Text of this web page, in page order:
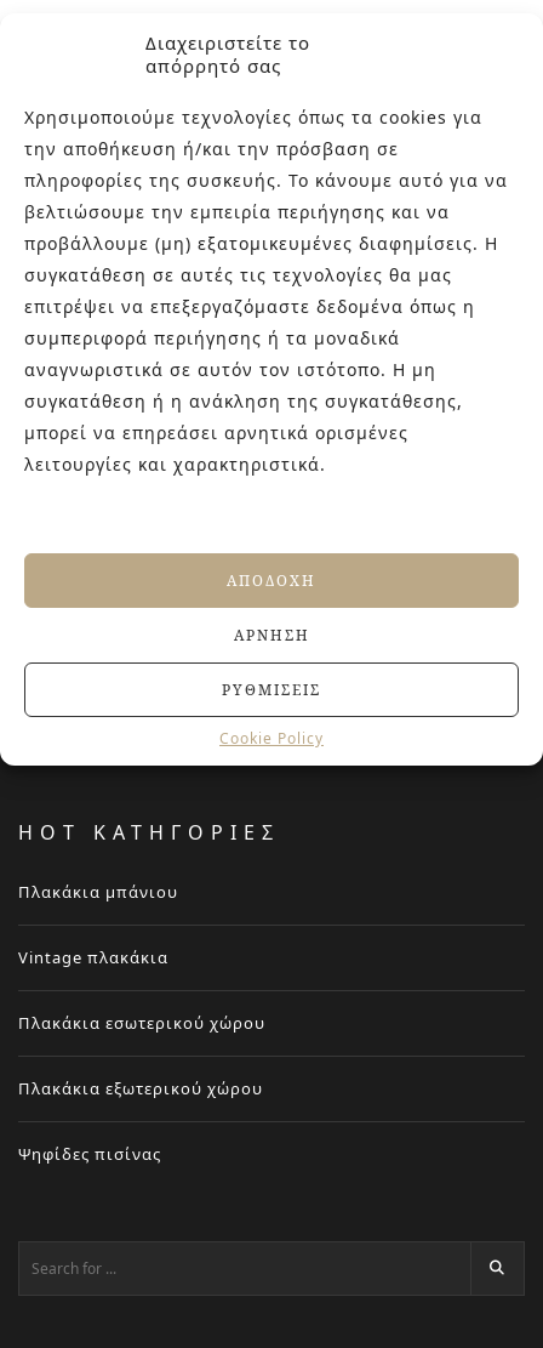
Διαχειριστείτε το
απόρρητό σας
Χρησιμοποιούμε τεχνολογίες όπως τα cookies για
την αποθήκευση ή/και την πρόσβαση σε
πληροφορίες της συσκευής. Το κάνουμε αυτό για να
βελτιώσουμε την εμπειρία περιήγησης και να
προβάλλουμε (μη) εξατομικευμένες διαφημίσεις. Η
συγκατάθεση σε αυτές τις τεχνολογίες θα μας
επιτρέψει να επεξεργαζόμαστε δεδομένα όπως η
συμπεριφορά περιήγησης ή τα μοναδικά
αναγνωριστικά σε αυτόν τον ιστότοπο. Η μη
συγκατάθεση ή η ανάκληση της συγκατάθεσης,
μπορεί να επηρεάσει αρνητικά ορισμένες
λειτουργίες και χαρακτηριστικά.
ΑΠΟΔΟΧΉ
ΆΡΝΗΣΗ
ΡΥΘΜΊΣΕΙΣ
Cookie Policy
ΣΧΕΤΙΚΑ ΜΕ ΕΜΑΣ
Στην εταιρεία Paraskevopoulos μετουσιώνονται 40 χρόνια
εμπειρίας στο χώρο του πλακιδίου και των ειδών υγιεινής,
καθώς και φρέσκες ιδέες με τον ενθουσιασμό της νέας
γενιάς! Επισκεφτείτε μας για ιδέες και προτάσεις στον
Άγιο Δημήτριο (Λιδωρικίου 11) ή καλέστε μας στο 210-
9934544.
ΤΕΛΕΥΤΑΙΑ ΑΡΘΡΑ
γνωρίζετε πριν την αγορά
20 ΙΟΥΝΊΟΥ, 2026
Terre del Nord: μια αρχιτεκτονική προσέγγιση
νιπτήρων
23 ΑΠΡΙΛΊΟΥ, 2026
HOT ΚΑΤΗΓΟΡΙΕΣ
Πλακάκια μπάνιου
Vintage πλακάκια
Πλακάκια εσωτερικού χώρου
Πλακάκια εξωτερικού χώρου
Ψηφίδες πισίνας